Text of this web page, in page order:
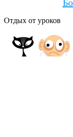
Отдых от уроков